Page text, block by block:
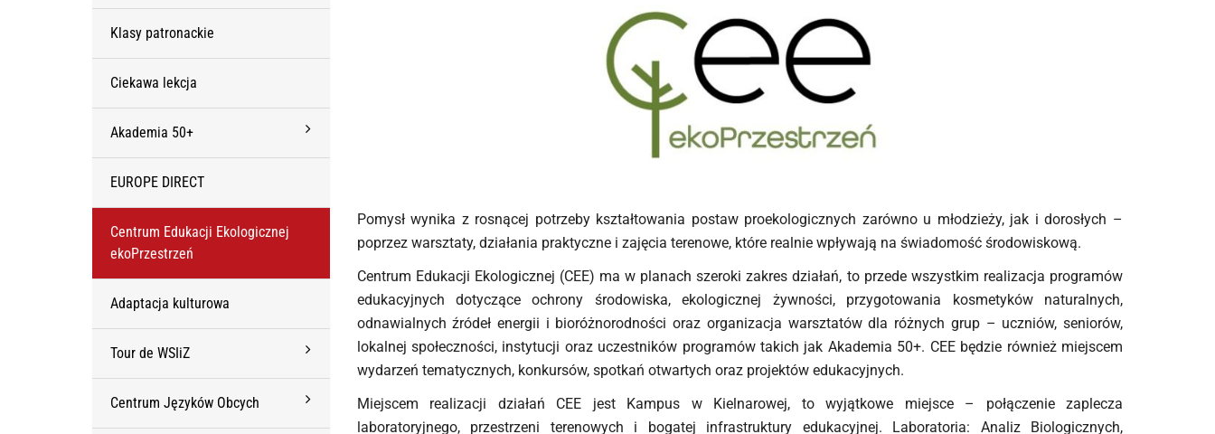
Klasy patronackie
Ciekawa lekcja
Akademia 50+
EUROPE DIRECT
Centrum Edukacji Ekologicznej
ekoPrzestrzeń
Adaptacja kulturowa
Tour de WSIiZ
Centrum Języków Obcych
Pomysł wynika z rosnącej potrzeby kształtowania postaw proekologicznych zarówno u młodzieży, jak i dorosłych –
poprzez warsztaty, działania praktyczne i zajęcia terenowe, które realnie wpływają na świadomość środowiskową.
Centrum Edukacji Ekologicznej (CEE) ma w planach szeroki zakres działań, to przede wszystkim realizacja programów
edukacyjnych dotyczące ochrony środowiska, ekologicznej żywności, przygotowania kosmetyków naturalnych,
odnawialnych źródeł energii i bioróżnorodności oraz organizacja warsztatów dla różnych grup – uczniów, seniorów,
lokalnej społeczności, instytucji oraz uczestników programów takich jak Akademia 50+. CEE będzie również miejscem
wydarzeń tematycznych, konkursów, spotkań otwartych oraz projektów edukacyjnych.
Miejscem realizacji działań CEE jest Kampus w Kielnarowej, to wyjątkowe miejsce – połączenie zaplecza
laboratoryjnego, przestrzeni terenowych i bogatej infrastruktury edukacyjnej. Laboratoria: Analiz Biologicznych,